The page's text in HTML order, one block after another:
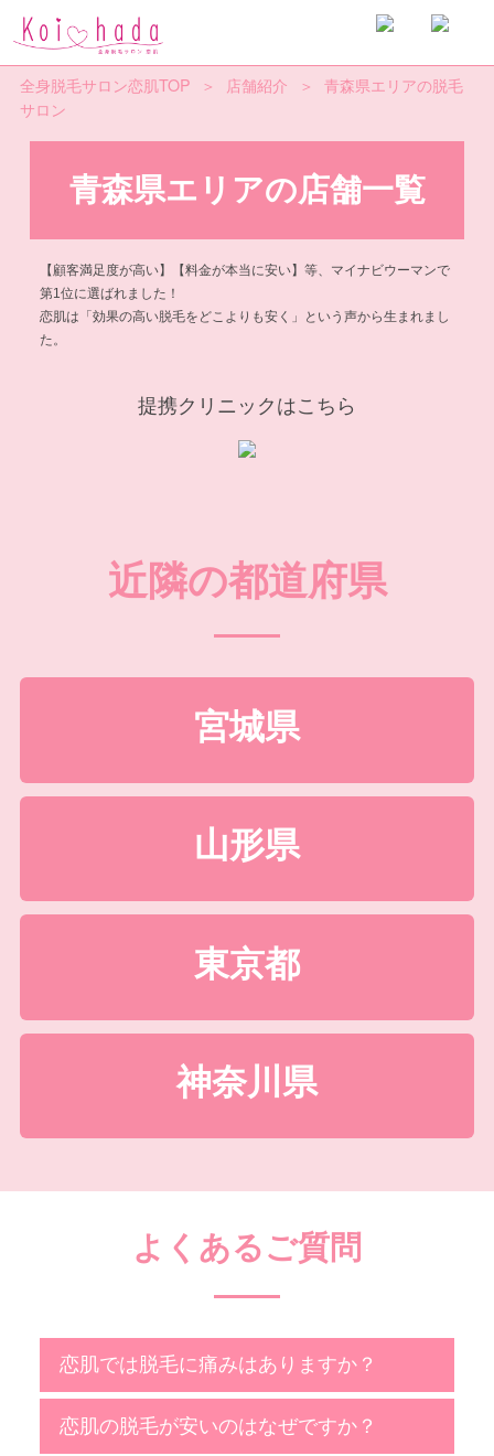
青森県エリアの店舗一覧
【顧客満足度が高い】【料金が本当に安い】等、マイナビウーマンで
第1位に選ばれました！
恋肌は「効果の高い脱毛をどこよりも安く」という声から生まれまし
た。
提携クリニックはこちら
近隣の都道府県
宮城県
山形県
東京都
神奈川県
よくあるご質問
恋肌では脱毛に痛みはありますか？
恋肌の脱毛が安いのはなぜですか？
全身脱毛サロン恋肌TOP ＞ 店舗紹介 ＞
青森県エリアの脱毛
サロン